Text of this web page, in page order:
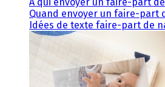
Quand envoyer un faire-part
Idées de texte faire-part de